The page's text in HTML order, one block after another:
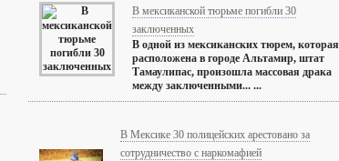
В мексиканской тюрьме погибли 30
заключенных
В одной из мексиканских тюрем, которая
расположена в городе Альтамир, штат
Тамаулипас, произошла массовая драка
между заключенными... ...
В Мексике 30 полицейских арестовано за
сотрудничество с наркомафией